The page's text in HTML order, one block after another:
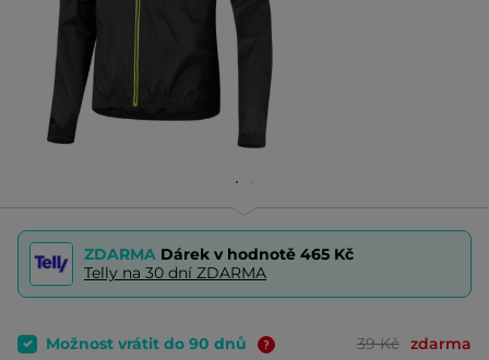
ZDARMA Dárek v hodnotě 465 Kč
Telly na 30 dní ZDARMA
Možnost vrátit do 90 dnů 39 Kč zdarma